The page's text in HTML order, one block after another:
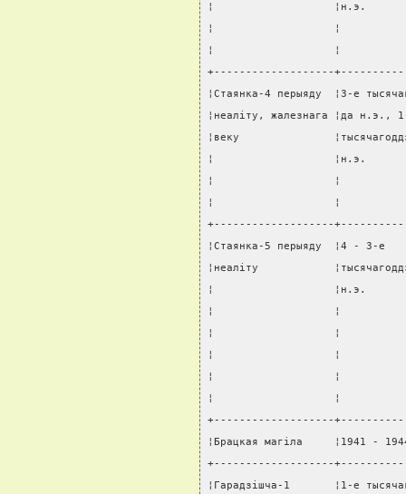
¦                   ¦н.э.
¦                   ¦
¦                   ¦
+-------------------
¦Стаянка-4 перыяду  ¦3-е
¦неалiту, жалезнага ¦да
¦веку
¦                   ¦н.э.
¦                   ¦
¦                   ¦
+-------------------
¦Стаянка-5 перыяду  ¦4 -
¦неалiту
¦                   ¦н.э.
¦                   ¦
¦                   ¦
¦                   ¦
¦                   ¦
¦                   ¦
+-------------------
¦Брацкая магiла     ¦1941 -
+-------------------
¦Гарадзiшча-1       ¦1-е